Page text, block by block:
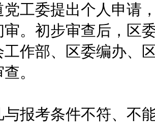
党工委提出个人申请
审。初步审查后，区
工作部、区委编办、
。
考条件不符、不能